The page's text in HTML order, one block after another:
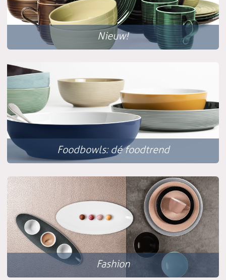
Nieuw!
Foodbowls: dé foodtrend
Fashion